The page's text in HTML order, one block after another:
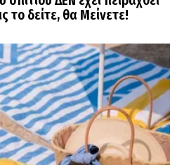
το δείτε, θα Μείνετε!